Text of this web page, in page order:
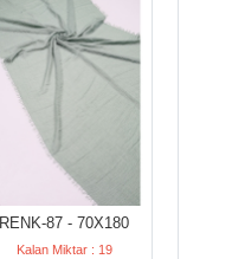
RENK-87 - 70X180
Kalan Miktar : 19